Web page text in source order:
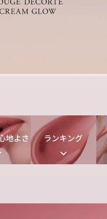
地よさ ランキング